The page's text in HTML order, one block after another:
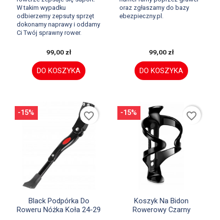
W takim wypadku
odbierzemy zepsuty sprzęt
dokonamy naprawy i oddamy
Ci Twój sprawny rower.
99,00 zł
DO KOSZYKA
oraz zgłaszamy do bazy
ebezpieczny.pl.
99,00 zł
DO KOSZYKA
Szybki podgląd
Black Podpórka Do
Roweru Nóżka Koła 24-29
-15% favorite_border
Szybki podgląd
Koszyk Na Bidon
Rowerowy Czarny
-15% favorite_border